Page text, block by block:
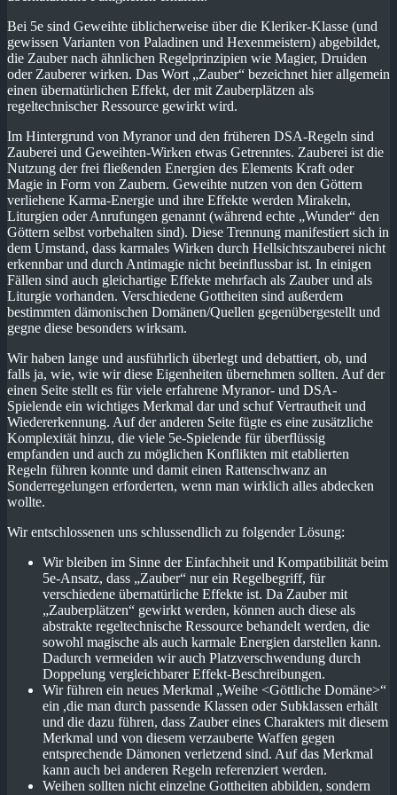
Bei 5e sind Geweihte üblicherweise über die Kleriker-Klasse (und
gewissen Varianten von Paladinen und Hexenmeistern) abgebildet,
die Zauber nach ähnlichen Regelprinzipien wie Magier, Druiden
oder Zauberer wirken. Das Wort „Zauber“ bezeichnet hier allgemein
einen übernatürlichen Effekt, der mit Zauberplätzen als
regeltechnischer Ressource gewirkt wird.
Im Hintergrund von Myranor und den früheren DSA-Regeln sind
Zauberei und Geweihten-Wirken etwas Getrenntes. Zauberei ist die
Nutzung der frei fließenden Energien des Elements Kraft oder
Magie in Form von Zaubern. Geweihte nutzen von den Göttern
verliehene Karma-Energie und ihre Effekte werden Mirakeln,
Liturgien oder Anrufungen genannt (während echte „Wunder“ den
Göttern selbst vorbehalten sind). Diese Trennung manifestiert sich in
dem Umstand, dass karmales Wirken durch Hellsichtszauberei nicht
erkennbar und durch Antimagie nicht beeinflussbar ist. In einigen
Fällen sind auch gleichartige Effekte mehrfach als Zauber und als
Liturgie vorhanden. Verschiedene Gottheiten sind außerdem
bestimmten dämonischen Domänen/Quellen gegenübergestellt und
gegne diese besonders wirksam.
Wir haben lange und ausführlich überlegt und debattiert, ob, und
falls ja, wie, wie wir diese Eigenheiten übernehmen sollten. Auf der
einen Seite stellt es für viele erfahrene Myranor- und DSA-
Spielende ein wichtiges Merkmal dar und schuf Vertrautheit und
Wiedererkennung. Auf der anderen Seite fügte es eine zusätzliche
Komplexität hinzu, die viele 5e-Spielende für überflüssig
empfanden und auch zu möglichen Konflikten mit etablierten
Regeln führen konnte und damit einen Rattenschwanz an
Sonderregelungen erforderten, wenn man wirklich alles abdecken
wollte.
Wir entschlossenen uns schlussendlich zu folgender Lösung:
Wir bleiben im Sinne der Einfachheit und Kompatibilität beim
5e-Ansatz, dass „Zauber“ nur ein Regelbegriff, für
verschiedene übernatürliche Effekte ist. Da Zauber mit
„Zauberplätzen“ gewirkt werden, können auch diese als
abstrakte regeltechnische Ressource behandelt werden, die
sowohl magische als auch karmale Energien darstellen kann.
Dadurch vermeiden wir auch Platzverschwendung durch
Doppelung vergleichbarer Effekt-Beschreibungen.
Wir führen ein neues Merkmal „Weihe <Göttliche Domäne>“
ein ,die man durch passende Klassen oder Subklassen erhält
und die dazu führen, dass Zauber eines Charakters mit diesem
Merkmal und von diesem verzauberte Waffen gegen
entsprechende Dämonen verletzend sind. Auf das Merkmal
kann auch bei anderen Regeln referenziert werden.
Weihen sollten nicht einzelne Gottheiten abbilden, sondern